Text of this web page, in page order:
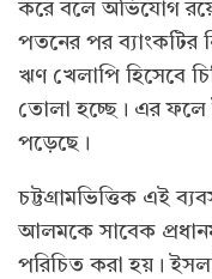
করে বলে অভিযোগ
পতনের পর ব্যাংকটির
ঋণ খেলাপি হিসেবে
তোলা হচ্ছে। এর ফলে
পড়েছে।
চট্টগ্রামভিত্তিক এই
আলমকে সাবেক
পরিচিত করা হয়।